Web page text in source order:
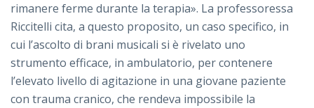
rimanere ferme durante la terapia». La professoressa
Riccitelli cita, a questo proposito, un caso specifico, in
cui l’ascolto di brani musicali si è rivelato uno
strumento efficace, in ambulatorio, per contenere
l’elevato livello di agitazione in una giovane paziente
con trauma cranico, che rendeva impossibile la